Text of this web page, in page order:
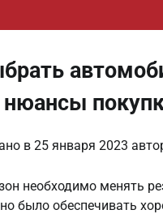
в 25 января 2023
необходимо менять
было обеспечивать